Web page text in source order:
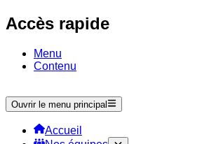
Accès rapide
Menu
Contenu
Ouvrir le menu principal
Accueil